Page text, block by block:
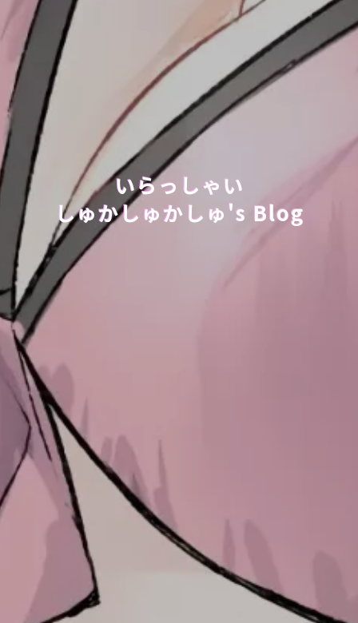
いらっしゃい
しゅかしゅかしゅ's Blog